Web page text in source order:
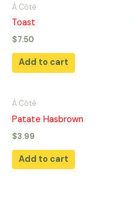
À Côté
Toast
$7.50
Add to cart
À Côté
Patate Hasbrown
$3.99
Add to cart